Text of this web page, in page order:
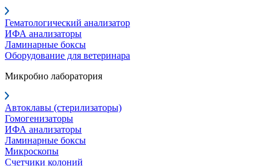
Гематологический анализатор
ИФА анализаторы
Ламинарные боксы
Оборудование для ветеринара
Микробио лаборатория
Автоклавы (стерилизаторы)
Гомогенизаторы
ИФА анализаторы
Ламинарные боксы
Микроскопы
Счетчики колоний